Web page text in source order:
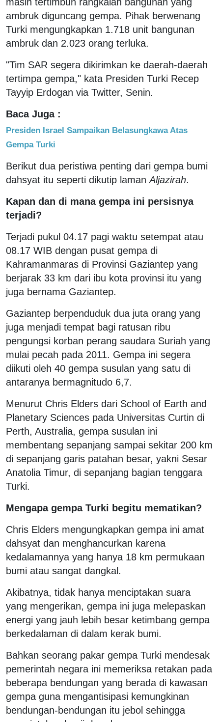
ambruk diguncang gempa. Pihak berwenang
Turki mengungkapkan 1.718 unit bangunan
ambruk dan 2.023 orang terluka.
"Tim SAR segera dikirimkan ke daerah-daerah
tertimpa gempa," kata Presiden Turki Recep
Tayyip Erdogan via Twitter, Senin.
Baca Juga :
Presiden Israel Sampaikan Belasungkawa Atas
Gempa Turki
Berikut dua peristiwa penting dari gempa bumi
dahsyat itu seperti dikutip lamanAljazirah.
Kapan dan di mana gempa ini persisnya
terjadi?
Terjadi pukul 04.17 pagi waktu setempat atau
08.17 WIB dengan pusat gempa di
Kahramanmaras di Provinsi Gaziantep yang
berjarak 33 km dari ibu kota provinsi itu yang
juga bernama Gaziantep.
Gaziantep berpenduduk dua juta orang yang
juga menjadi tempat bagi ratusan ribu
pengungsi korban perang saudara Suriah yang
mulai pecah pada 2011. Gempa ini segera
diikuti oleh 40 gempa susulan yang satu di
antaranya bermagnitudo 6,7.
Menurut Chris Elders dari School of Earth and
Planetary Sciences pada Universitas Curtin di
Perth, Australia, gempa susulan ini
membentang sepanjang sampai sekitar 200 km
di sepanjang garis patahan besar, yakni Sesar
Anatolia Timur, di sepanjang bagian tenggara
Turki.
Mengapa gempa Turki begitu mematikan?
Chris Elders mengungkapkan gempa ini amat
dahsyat dan menghancurkan karena
kedalamannya yang hanya 18 km permukaan
bumi atau sangat dangkal.
Akibatnya, tidak hanya menciptakan suara
yang mengerikan, gempa ini juga melepaskan
energi yang jauh lebih besar ketimbang gempa
berkedalaman di dalam kerak bumi.
Bahkan seorang pakar gempa Turki mendesak
pemerintah negara ini memeriksa retakan pada
beberapa bendungan yang berada di kawasan
gempa guna mengantisipasi kemungkinan
bendungan-bendungan itu jebol sehingga